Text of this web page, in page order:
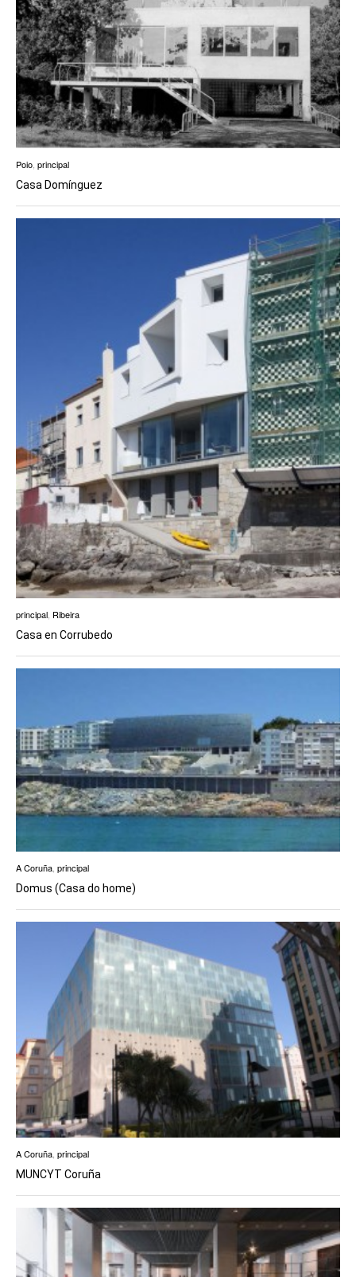
Poio, principal
Casa Domínguez
principal Ribeira
Casa en Corrubedo
A Coruña principal
Domus (Casa do home)
A Coruña principal
MUNCYT Coruña